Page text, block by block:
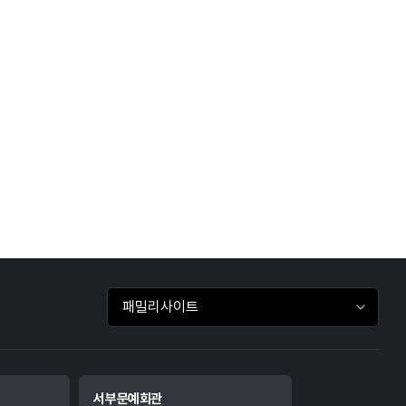
패밀리사이트 바로가기
서부문예회관